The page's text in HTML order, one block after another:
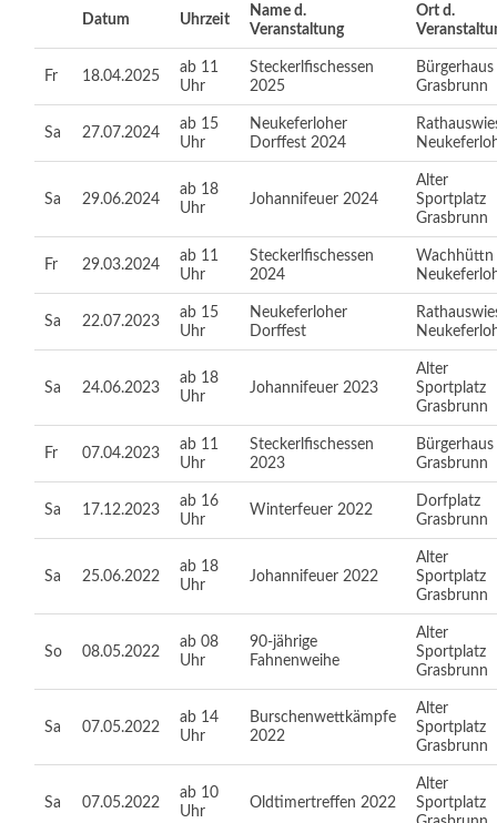
Datum Uhrzeit
Name d.
Veranstaltung
Ort d.
Fr 18.04.2025
ab 11
Uhr
Steckerlfischessen
2025
Bürgerhaus
Grasbrunn
Sa 27.07.2024
ab 15
Uhr
Neukeferloher
Dorffest 2024
Sa 29.06.2024
ab 18
Uhr
Johannifeuer 2024
Alter
Sportplatz
Grasbrunn
Fr 29.03.2024
ab 11
Uhr
Steckerlfischessen
2024
Wachhüttn
Sa 22.07.2023
ab 15
Uhr
Neukeferloher
Dorffest
Sa 24.06.2023
ab 18
Uhr
Johannifeuer 2023
Alter
Sportplatz
Grasbrunn
Fr 07.04.2023
ab 11
Uhr
Steckerlfischessen
2023
Bürgerhaus
Grasbrunn
Sa 17.12.2023
ab 16
Uhr
Winterfeuer 2022
Dorfplatz
Grasbrunn
Sa 25.06.2022
ab 18
Uhr
Johannifeuer 2022
Alter
Sportplatz
Grasbrunn
So 08.05.2022
ab 08
Uhr
90-jährige
Fahnenweihe
Alter
Sportplatz
Grasbrunn
Sa 07.05.2022
ab 14
Uhr
Burschenwettkämpfe
2022
Alter
Sportplatz
Grasbrunn
Sa 07.05.2022
ab 10
Uhr
Oldtimertreffen 2022
Alter
Sportplatz